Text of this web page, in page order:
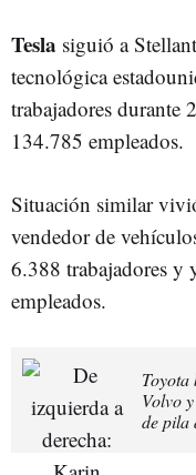
Tesla siguió a
tecnológica
trabajadores durante
134.785 empleados.
Situación similar
vendedor de
6.388 trabajadores y
empleados.
Toyota
Volvo
de pila